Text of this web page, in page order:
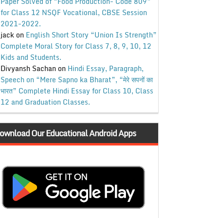
for Class 12 NSQF Vocational, CBSE Session
2021-2022.
jackon English Short Story “Union Is Strength”
Complete Moral Story for Class 7, 8, 9, 10, 12
Kids and Students.
Divyansh Sachanon Hindi Essay, Paragraph,
Speech on “Mere Sapno ka Bharat”, “मेरे सपनों का
भारत” Complete Hindi Essay for Class 10, Class
12 and Graduation Classes.
Our Educational Android Apps